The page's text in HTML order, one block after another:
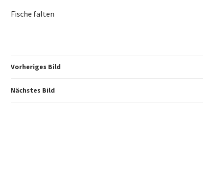
Fische falten
Vorheriges Bild
Nächstes Bild